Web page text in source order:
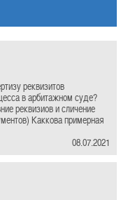
реквизитов
в арбитажном суде?
реквизиов и сличение
Каккова примерная
08.07.2021